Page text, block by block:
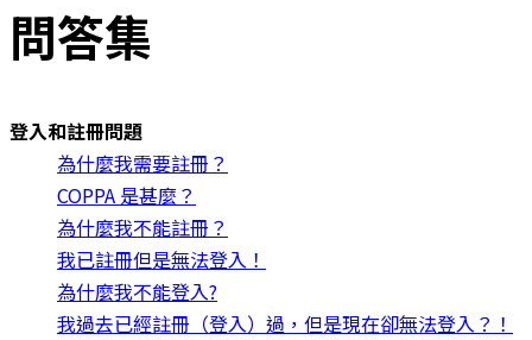
問答集
登入和註冊問題
為什麼我需要註冊？
COPPA 是甚麼？
為什麼我不能註冊？
我已註冊但是無法登入！
為什麼我不能登入?
我過去已經註冊（登入）過，但是現在卻無法登入？！